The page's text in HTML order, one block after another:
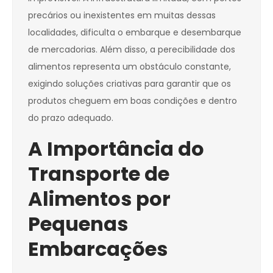
precários ou inexistentes em muitas dessas
localidades, dificulta o embarque e desembarque
de mercadorias. Além disso, a perecibilidade dos
alimentos representa um obstáculo constante,
exigindo soluções criativas para garantir que os
produtos cheguem em boas condições e dentro
do prazo adequado.
A Importância do
Transporte de
Alimentos por
Pequenas
Embarcações